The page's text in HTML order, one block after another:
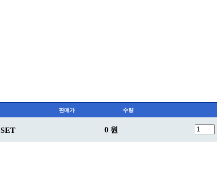
판매가 수량
SET 0 원